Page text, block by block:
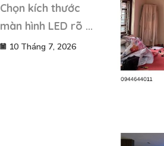
Chọn kích thước
màn hình LED rõ ...
10 Tháng 7, 2026